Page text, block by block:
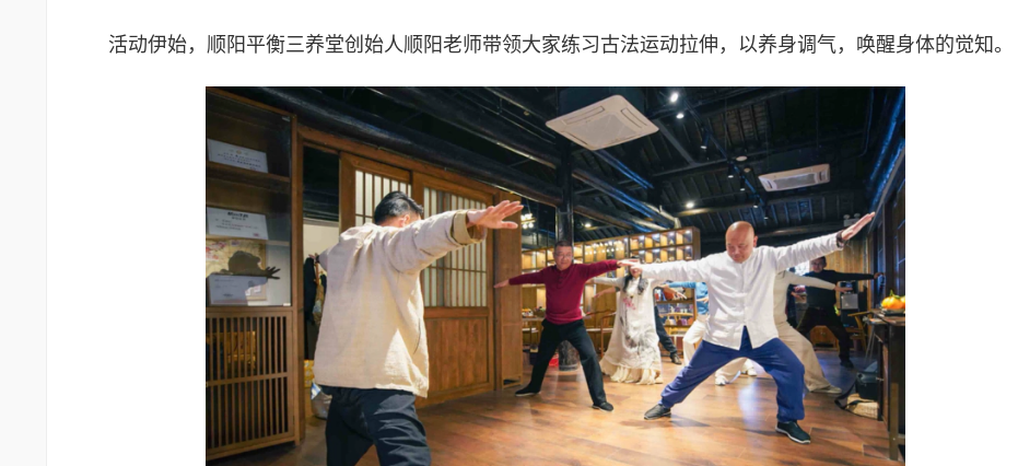
活动伊始，顺阳平衡三养堂创始人顺阳老师带领大家练习古法运动拉伸，以养身调气，唤醒身体的觉知。